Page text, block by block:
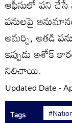
ఆఫీసులో పని చేసే
పనులపై
అమర్చి, అతడి
ఇప్పుడు అశోక్‌
నిలిచాయి.
Updated Date -
Tags